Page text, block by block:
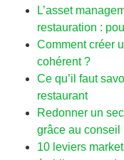
L’asset
restauration :
Comment créer
cohérent ?
Ce qu’il faut
restaurant
Redonner un
grâce au
10 leviers